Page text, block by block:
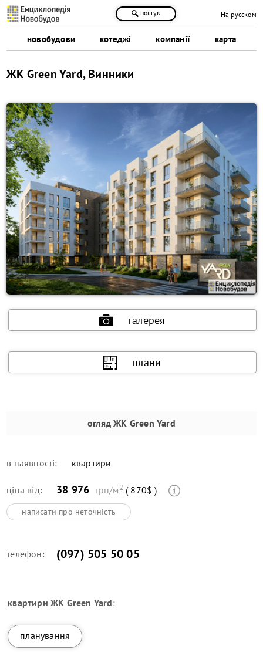
новобудови котеджі компанії карта
пошук На русском
ЖК Green Yard, Винники
галерея
плани
огляд ЖК Green Yard
в наявності: квартири
ціна від: 38 976 грн/м2 ( 870$ )
написати про неточність
телефон: (097) 505 50 05
квартири ЖК Green Yard:
планування